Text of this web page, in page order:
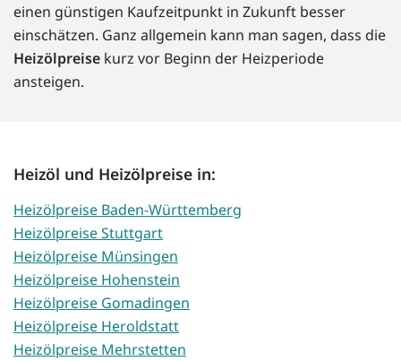
einen günstigen Kaufzeitpunkt in Zukunft besser
einschätzen. Ganz allgemein kann man sagen, dass die
Heizölpreise kurz vor Beginn der Heizperiode
ansteigen.
Heizöl und Heizölpreise in:
Heizölpreise Baden-Württemberg
Heizölpreise Stuttgart
Heizölpreise Münsingen
Heizölpreise Hohenstein
Heizölpreise Gomadingen
Heizölpreise Heroldstatt
Heizölpreise Mehrstetten